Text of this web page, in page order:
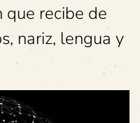
que recibe de
nariz, lengua y